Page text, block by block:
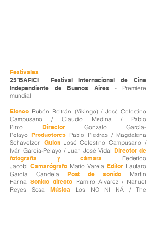
Festivales
25°BAFICI Festival Internacional de Cine
Independiente de Buenos Aires- Premiere
mundial
Elenco Rubén Beltrán (Vikingo) / José Celestino
Campusano / Claudio Medina / Pablo
Pinto DirectorGonzalo García-
Pelayo Productores Pablo Piedras / Magdalena
Schavelzon Guion José Celestino Campusano /
Iván García-Pelayo / Juan José Vidal Director de
fotografía y cámara Federico
Jacobi Camarógrafo Mario Varela Editor Lautaro
García Candela Post de sonido Martin
FarinaSonido directo Ramiro Álvarez / Nahuel
Reyes Sosa MúsicaLos NO NI NÁ / The